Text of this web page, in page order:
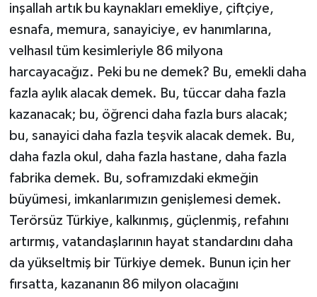
inşallah artık bu kaynakları emekliye, çiftçiye,
esnafa, memura, sanayiciye, ev hanımlarına,
velhasıl tüm kesimleriyle 86 milyona
harcayacağız. Peki bu ne demek? Bu, emekli daha
fazla aylık alacak demek. Bu, tüccar daha fazla
kazanacak; bu, öğrenci daha fazla burs alacak;
bu, sanayici daha fazla teşvik alacak demek. Bu,
daha fazla okul, daha fazla hastane, daha fazla
fabrika demek. Bu, soframızdaki ekmeğin
büyümesi, imkanlarımızın genişlemesi demek.
Terörsüz Türkiye, kalkınmış, güçlenmiş, refahını
artırmış, vatandaşlarının hayat standardını daha
da yükseltmiş bir Türkiye demek. Bunun için her
fırsatta, kazananın 86 milyon olacağını